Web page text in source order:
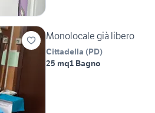
Monolocale già libero
Cittadella (PD)
25 mq1 Bagno